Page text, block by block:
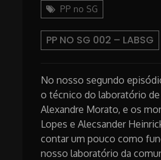
PP no SG
PP NO SG 002 – LABSG
No nosso segundo
o técnico do laboratório de
Alexandre Morato, e os
Lopes e Alecsander
contar um pouco como
nosso laboratório da